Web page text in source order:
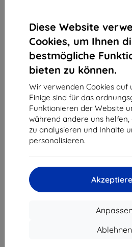
Diese Website
Cookies, um Ihnen
bestmögliche
bieten zu können.
Wir verwenden Cookies auf
Einige sind für das
Funktionieren der Website
während andere uns
zu analysieren und Inhalte
personalisieren.
Anpassen
Ablehnen
vom ganzen
Shield-Sk s.r.o.
Unternehmens-ID:
46701494
USt-IdNr.:SK2023549671